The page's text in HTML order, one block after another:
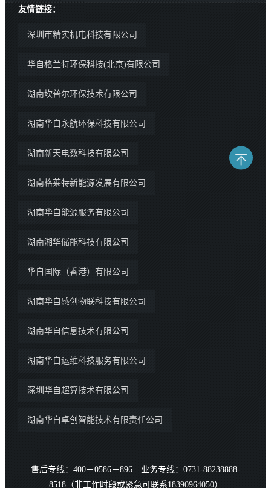
友情链接：
深圳市精实机电科技有限公司
华自格兰特环保科技(北京)有限公司
湖南坎普尔环保技术有限公司
湖南华自永航环保科技有限公司
湖南新天电数科技有限公司
湖南格莱特新能源发展有限公司
湖南华自能源服务有限公司
湖南湘华储能科技有限公司
华自国际（香港）有限公司
湖南华自感创物联科技有限公司
湖南华自信息技术有限公司
湖南华自运维科技服务有限公司
深圳华自超算技术有限公司
湖南华自卓创智能技术有限责任公司
售后专线：400－0586－896 业务专线：0731-88238888-
8518（非工作时段或紧急可联系18390964050）